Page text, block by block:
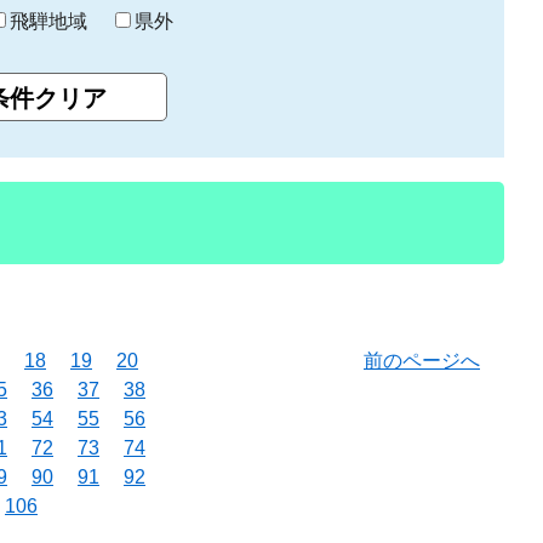
飛騨地域 県外
18 19
20
36 37
38
54 55
56
72 73
74
90 91
92
106
前のページへ